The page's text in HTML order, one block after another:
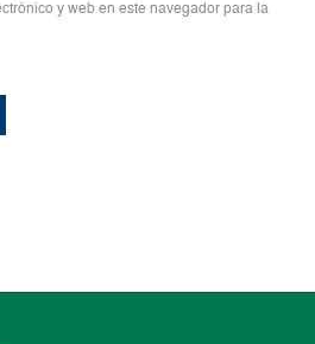
y web en este navegador para la